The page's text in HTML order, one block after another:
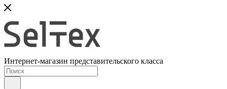
Интернет-магазин представительского класса